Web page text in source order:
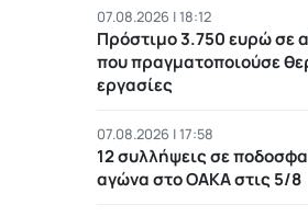
07.08.2026 | 18:12
Πρόστιμο 3.750 ευρώ σε
που πραγματοποιούσε
εργασίες
07.08.2026 | 17:58
12 συλλήψεις σε
αγώνα στο ΟΑΚΑ στις 5/8